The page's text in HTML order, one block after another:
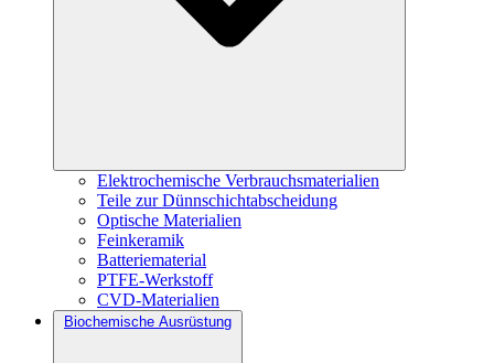
Elektrochemische Verbrauchsmaterialien
Teile zur Dünnschichtabscheidung
Optische Materialien
Feinkeramik
Batteriematerial
PTFE-Werkstoff
CVD-Materialien
Biochemische Ausrüstung